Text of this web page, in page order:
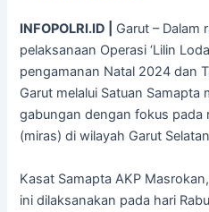
INFOPOLRI.ID |
Garut – Dalam
pelaksanaan Operasi ‘Lilin
pengamanan Natal 2024 dan
Garut melalui Satuan Samapta
gabungan dengan fokus pada
(miras) di wilayah Garut
Kasat Samapta AKP
ini dilaksanakan pada hari